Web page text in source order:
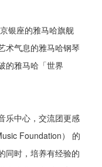
银座的雅马哈旗舰
术气息的雅马哈钢琴
的雅马哈「世界
乐中心，交流团更感
Foundation） 的
同时，培养有经验的